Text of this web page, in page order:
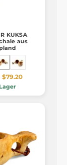
KUKSA
aus
$79.20